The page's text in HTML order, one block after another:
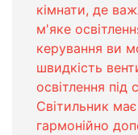
кімнати, де
м'яке
керування ви
швидкість
освітлення під
Світильник
гармонійно